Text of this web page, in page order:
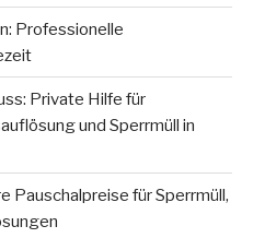
Professionelle
Private Hilfe für
und Sperrmüll in
Pauschalpreise für Sperrmüll,